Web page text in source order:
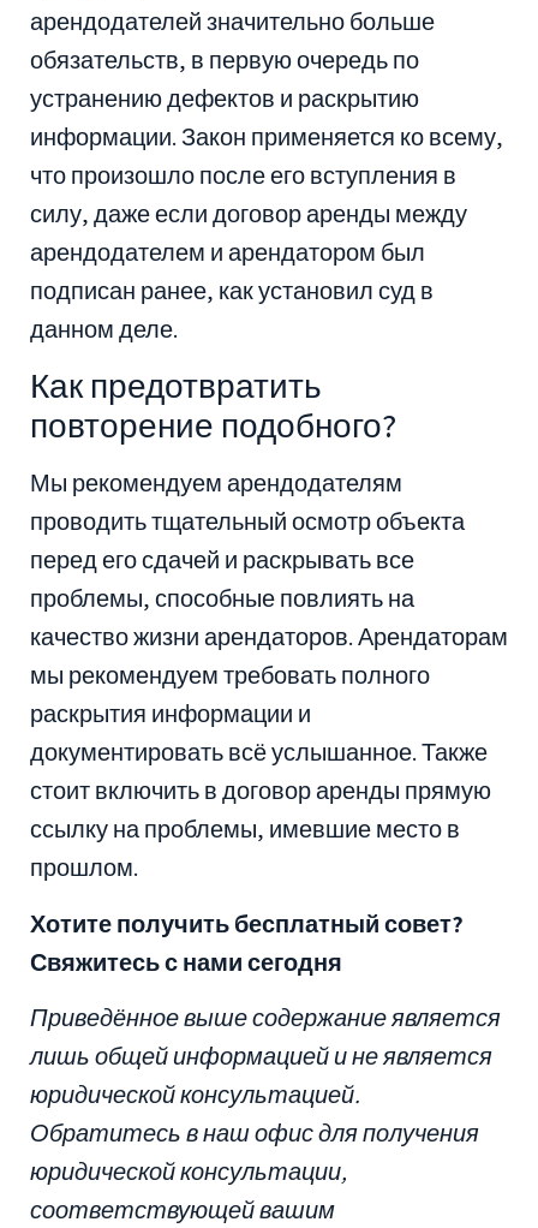
арендодателей значительно больше
обязательств, в первую очередь по
устранению дефектов и раскрытию
информации. Закон применяется ко всему,
что произошло после его вступления в
силу, даже если договор аренды между
арендодателем и арендатором был
подписан ранее, как установил суд в
данном деле.
Как предотвратить
повторение подобного?
Мы рекомендуем арендодателям
проводить тщательный осмотр объекта
перед его сдачей и раскрывать все
проблемы, способные повлиять на
качество жизни арендаторов. Арендаторам
мы рекомендуем требовать полного
раскрытия информации и
документировать всё услышанное. Также
стоит включить в договор аренды прямую
ссылку на проблемы, имевшие место в
прошлом.
Хотите получить бесплатный совет?
Свяжитесь с нами сегодня
Приведённое выше содержание является
лишь общей информацией и не является
юридической консультацией.
Обратитесь в наш офис для получения
юридической консультации,
соответствующей вашим